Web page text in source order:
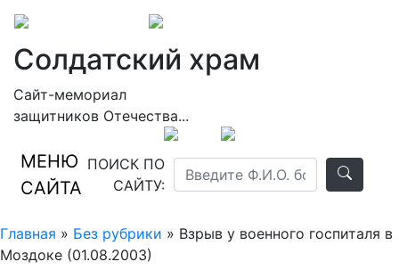
Солдатский храм
Сайт-мемориал
защитников Отечества...
МЕНЮ
САЙТА
ПОИСК ПО
САЙТУ:
Главная » Без рубрики » Взрыв у военного госпиталя в
Моздоке (01.08.2003)